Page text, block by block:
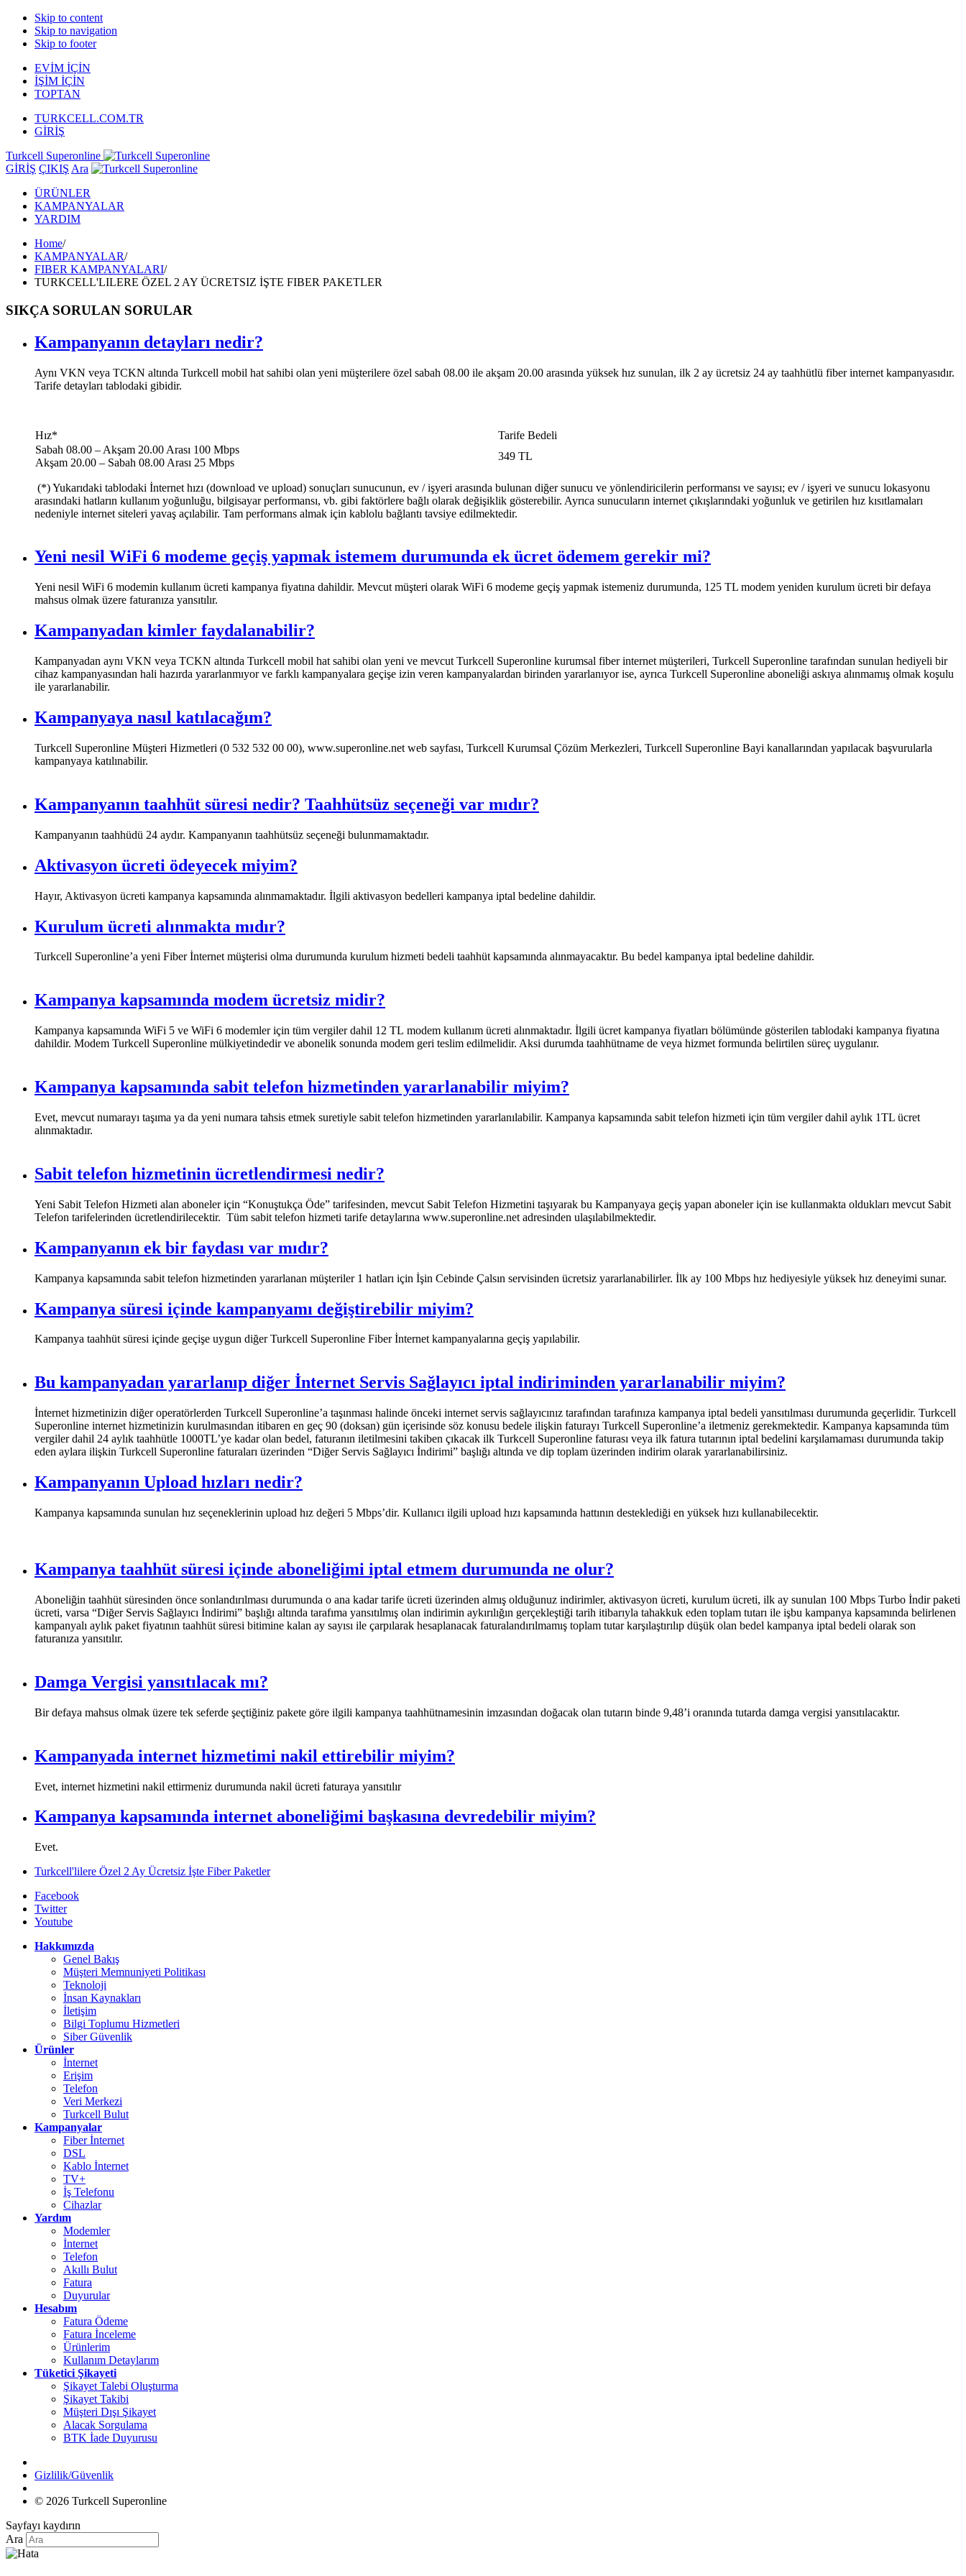
Skip to content
Skip to navigation
Skip to footer
EVİM İÇİN
İŞİM İÇİN
TOPTAN
TURKCELL.COM.TR
GİRİŞ
Turkcell Superonline
GİRİŞ ÇIKIŞ Ara
ÜRÜNLER
KAMPANYALAR
YARDIM
Home/
KAMPANYALAR/
FIBER KAMPANYALARI/
TURKCELL'LILERE ÖZEL 2 AY ÜCRETSIZ İŞTE FIBER PAKETLER
SIKÇA SORULAN SORULAR
Kampanyanın detayları nedir?
Aynı VKN veya TCKN altında Turkcell mobil hat sahibi olan yeni müşterilere özel sabah 08.00 ile akşam 20.00 arasında yüksek hız sunulan, ilk 2 ay ücretsiz 24 ay taahhütlü fiber internet kampanyasıdır.
Tarife detayları tablodaki gibidir.
Hız*
Tarife Bedeli​
​​Sabah 08.00 – Akşam 20.00 Arası 100 Mbps
Akşam 20.00 – Sabah 08.00 Arası 25 Mbps​​
​349 TL
(*) Yukarıdaki tablodaki İnternet hızı (download ve upload) sonuçları sunucunun, ev / işyeri arasında bulunan diğer sunucu ve yönlendiricilerin performansı ve sayısı; ev / işyeri ve sunucu lokasyonu
arasındaki hatların kullanım yoğunluğu, bilgisayar performansı, vb. gibi faktörlere bağlı olarak değişiklik gösterebilir. Ayrıca sunucuların internet çıkışlarındaki yoğunluk ve getirilen hız kısıtlamaları
nedeniyle internet siteleri yavaş açılabilir. Tam performans almak için kablolu bağlantı tavsiye edilmektedir.
Yeni nesil WiFi 6 modeme geçiş yapmak istemem durumunda ek ücret ödemem gerekir mi?
​Yeni nesil WiFi 6 modemin kullanım ücreti kampanya fiyatına dahildir. Mevcut müşteri olarak WiFi 6 modeme geçiş yapmak istemeniz durumunda, 125 TL modem yeniden kurulum ücreti bir defaya
mahsus olmak üzere faturanıza yansıtılır.
Kampanyadan kimler faydalanabilir?
​Kampanyadan aynı VKN veya TCKN altında Turkcell mobil hat sahibi olan yeni ve mevcut Turkcell Superonline kurumsal fiber internet müşterileri, Turkcell Superonline tarafından sunulan hediyeli bir
cihaz kampanyasından hali hazırda yararlanmıyor ve farklı kampanyalara geçişe izin veren kampanyalardan birinden yararlanıyor ise, ayrıca Turkcell Superonline aboneliği askıya alınmamış olmak koşulu
ile yararlanabilir. ​
Kampanyaya nasıl katılacağım?
​Turkcell Superonline Müşteri Hizmetleri (0 532 532 00 00), www.superonline.net web sayfası, Turkcell Kurumsal Çözüm Merkezleri, Turkcell Superonline Bayi kanallarından yapılacak başvurularla
kampanyaya katılınabilir. ​
Kampanyanın taahhüt süresi nedir? Taahhütsüz seçeneği var mıdır?
​​Kampanyanın taahhüdü 24 aydır. Kampanyanın taahhütsüz seçeneği bulunmamaktadır. ​
Aktivasyon ücreti ödeyecek miyim?
​​​​Hayır, Aktivasyon ücreti kampanya kapsamında alınmamaktadır. İlgili aktivasyon bedelleri kampanya iptal bedeline dahildir. ​
Kurulum ücreti alınmakta mıdır?
​Turkcell Superonline’a yeni Fiber İnternet müşterisi olma durumunda kurulum hizmeti bedeli taahhüt kapsamında alınmayacaktır. Bu bedel kampanya iptal bedeline dahildir.​
Kampanya kapsamında modem ücretsiz midir?
​Kampanya kapsamında WiFi 5 ve WiFi 6 modemler için tüm vergiler dahil 12 TL modem kullanım ücreti alınmaktadır. İlgili ücret kampanya fiyatları bölümünde gösterilen tablodaki kampanya fiyatına
dahildir. Modem Turkcell Superonline mülkiyetindedir ve abonelik sonunda modem geri teslim edilmelidir. Aksi durumda taahhütname de veya hizmet formunda belirtilen süreç uygulanır.
Kampanya kapsamında sabit telefon hizmetinden yararlanabilir miyim?
​Evet, mevcut numarayı taşıma ya da yeni numara tahsis etmek suretiyle sabit telefon hizmetinden yararlanılabilir. Kampanya kapsamında sabit telefon hizmeti için tüm vergiler dahil aylık 1TL ücret
alınmaktadır.​
Sabit telefon hizmetinin ücretlendirmesi nedir?
​​Yeni Sabit Telefon Hizmeti alan aboneler için “Konuştukça Öde” tarifesinden, mevcut Sabit Telefon Hizmetini taşıyarak bu Kampanyaya geçiş yapan aboneler için ise kullanmakta oldukları mevcut Sabit
Telefon tarifelerinden ücretlendirilecektir. Tüm sabit telefon hizmeti tarife detaylarına www.superonline.net adresinden ulaşılabilmektedir.​​
Kampanyanın ek bir faydası var mıdır?
​​​​Kampanya kapsamında sabit telefon hizmetinden yararlanan müşteriler 1 hatları için İşin Cebinde Çalsın servisinden ücretsiz yararlanabilirler.​ İlk ay 100 Mbps hız hediyesiyle yüksek hız deneyimi sunar.
Kampanya süresi içinde kampanyamı değiştirebilir miyim?
​Kampanya taahhüt süresi içinde geçişe uygun diğer Turkcell Superonline Fiber İnternet kampanyalarına geçiş​ yapılabilir.
Bu kampanyadan yararlanıp diğer İnternet Servis Sağlayıcı iptal indiriminden yararlanabilir miyim?
​​İnternet hizmetinizin diğer operatörlerden Turkcell Superonline’a taşınması halinde önceki internet servis sağlayıcınız tarafından tarafınıza kampanya iptal bedeli yansıtılması durumunda geçerlidir. Turkcell
Superonline internet hizmetinizin kurulmasından itibaren en geç 90 (doksan) gün içerisinde söz konusu bedele ilişkin faturayı Turkcell Superonline’a iletmeniz gerekmektedir. Kampanya kapsamında tüm
vergiler dahil 24 aylık taahhütle 1000TL’ye kadar olan bedel, faturanın iletilmesini takiben çıkacak ilk Turkcell Superonline faturası veya ilk fatura tutarının iptal bedelini karşılamaması durumunda takip
eden aylara ilişkin Turkcell Superonline faturaları üzerinden “Diğer Servis Sağlayıcı İndirimi” başlığı altında ve dip toplam üzerinden indirim olarak yararlanabilirsiniz.​​​
Kampanyanın Upload hızları nedir?
​​Kampanya kapsamında sunulan hız seçeneklerinin upload hız değeri 5 Mbps’dir. Kullanıcı ilgili upload hızı kapsamında hattının desteklediği en yüksek hızı kullanabilecektir.​
Kampanya taahhüt süresi içinde aboneliğimi iptal etmem durumunda ne olur?
​Aboneliğin taahhüt süresinden önce sonlandırılması durumunda o ana kadar tarife ücreti üzerinden almış olduğunuz indirimler, aktivasyon ücreti, kurulum ücreti, ilk ay sunulan 100 Mbps Turbo İndir paketi
ücreti, varsa “Diğer Servis Sağlayıcı İndirimi” başlığı altında tarafıma yansıtılmış olan indirimin aykırılığın gerçekleştiği tarih itibarıyla tahakkuk eden toplam tutarı ile işbu kampanya kapsamında belirlenen
kampanyalı aylık paket fiyatının taahhüt süresi bitimine kalan ay sayısı ile çarpılarak hesaplanacak faturalandırılmamış toplam tutar karşılaştırılıp düşük olan bedel kampanya iptal bedeli olarak son
faturanıza yansıtılır.​​​
Damga Vergisi yansıtılacak mı?
​Bir defaya mahsus olmak üzere tek seferde şeçtiğiniz pakete göre ilgili kampanya taahhütnamesinin imzasından doğacak olan tutarın binde 9,48’i oranında tutarda damga vergisi yansıtılacaktır. ​
Kampanyada internet hizmetimi nakil ettirebilir miyim?
​​​Evet, internet hizmetini nakil ettirmeniz durumunda nakil ücreti faturaya yansıtılır​
Kampanya kapsamında internet aboneliğimi başkasına devredebilir miyim?
​Evet.
Turkcell'lilere Özel 2 Ay Ücretsiz İşte Fiber Paketler
Facebook
Twitter
Youtube
Hakkımızda
Genel Bakış
Müşteri Memnuniyeti Politikası
Teknoloji
İnsan Kaynakları
İletişim
Bilgi Toplumu Hizmetleri
Siber Güvenlik
Ürünler
İnternet
Erişim
Telefon
Veri Merkezi
Turkcell Bulut
Kampanyalar
Fiber İnternet
DSL
Kablo İnternet
TV+
İş Telefonu
Cihazlar
Yardım
Modemler
İnternet
Telefon
Akıllı Bulut
Fatura
Duyurular
Hesabım
Fatura Ödeme
Fatura İnceleme
Ürünlerim
Kullanım Detaylarım
Tüketici Şikayeti
Şikayet Talebi Oluşturma
Şikayet Takibi
Müşteri Dışı Şikayet
Alacak Sorgulama
BTK İade Duyurusu
Gizlilik/Güvenlik
© 2026 Turkcell Superonline
Sayfayı kaydırın
Ara